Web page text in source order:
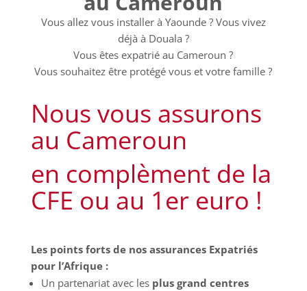
Vous allez vous installer à Yaounde ? Vous vivez
déjà à Douala ?
Vous êtes expatrié au Cameroun ?
Vous souhaitez être protégé vous et votre famille ?
Nous vous assurons
au Cameroun
en complèment de la
CFE ou au 1er euro !
Les points forts de nos assurances Expatriés
pour l’Afrique :
Un partenariat avec lesplus grand centres